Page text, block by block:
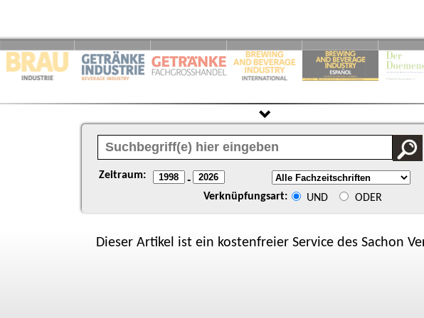
Zeitraum: -
Verknüpfungsart: UND ODER
Dieser Artikel ist ein kostenfreier Service des Sachon